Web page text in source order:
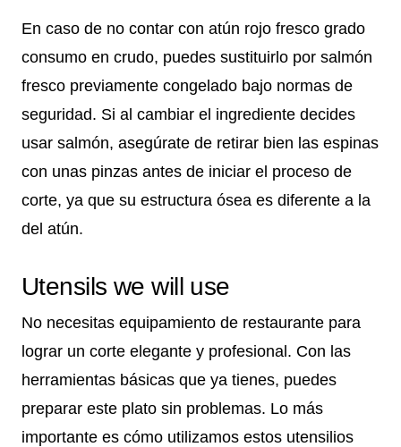
En caso de no contar con atún rojo fresco grado
consumo en crudo, puedes sustituirlo por salmón
fresco previamente congelado bajo normas de
seguridad. Si al cambiar el ingrediente decides
usar salmón, asegúrate de retirar bien las espinas
con unas pinzas antes de iniciar el proceso de
corte, ya que su estructura ósea es diferente a la
del atún.
Utensils we will use
No necesitas equipamiento de restaurante para
lograr un corte elegante y profesional. Con las
herramientas básicas que ya tienes, puedes
preparar este plato sin problemas. Lo más
importante es cómo utilizamos estos utensilios